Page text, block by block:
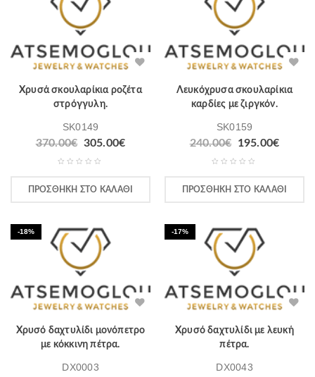
Χρυσά σκουλαρίκια ροζέτα
στρόγγυλη.
SK0149
370.00€ 305.00€
ΠΡΟΣΘΉΚΗ ΣΤΟ ΚΑΛΆΘΙ
Λευκόχρυσα σκουλαρίκια
καρδίες με ζιργκόν.
SK0159
240.00€ 195.00€
ΠΡΟΣΘΉΚΗ ΣΤΟ ΚΑΛΆΘΙ
-18%
Χρυσό δαχτυλίδι μονόπετρο
με κόκκινη πέτρα.
DX0003
-17%
Χρυσό δαχτυλίδι με λευκή
πέτρα.
DX0043